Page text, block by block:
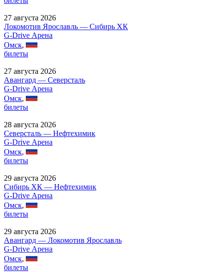
27 августа 2026
Локомотив Ярославль — Сибирь ХК
G-Drive Арена
Омск,
билеты
27 августа 2026
Авангард — Северсталь
G-Drive Арена
Омск,
билеты
28 августа 2026
Северсталь — Нефтехимик
G-Drive Арена
Омск,
билеты
29 августа 2026
Сибирь ХК — Нефтехимик
G-Drive Арена
Омск,
билеты
29 августа 2026
Авангард — Локомотив Ярославль
G-Drive Арена
Омск,
билеты